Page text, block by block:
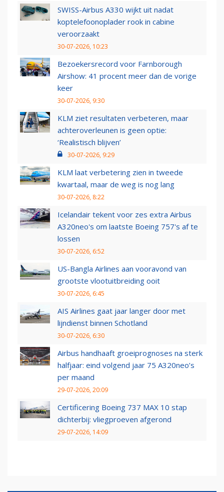
SWISS-Airbus A330 wijkt uit nadat
koptelefoonoplader rook in cabine
veroorzaakt
30-07-2026, 10:23
Bezoekersrecord voor Farnborough
Airshow: 41 procent meer dan de vorige
keer
30-07-2026, 9:30
KLM ziet resultaten verbeteren, maar
achteroverleunen is geen optie:
‘Realistisch blijven’
30-07-2026, 9:29
KLM laat verbetering zien in tweede
kwartaal, maar de weg is nog lang
30-07-2026, 8:22
Icelandair tekent voor zes extra Airbus
A320neo's om laatste Boeing 757's af te
lossen
30-07-2026, 6:52
US-Bangla Airlines aan vooravond van
grootste vlootuitbreiding ooit
30-07-2026, 6:45
AIS Airlines gaat jaar langer door met
lijndienst binnen Schotland
30-07-2026, 6:30
Airbus handhaaft groeiprognoses na sterk
halfjaar: eind volgend jaar 75 A320neo’s
per maand
29-07-2026, 20:09
Certificering Boeing 737 MAX 10 stap
dichterbij: vliegproeven afgerond
29-07-2026, 14:09